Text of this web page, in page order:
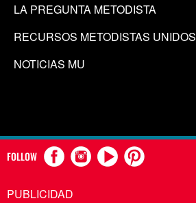
LA PREGUNTA METODISTA
RECURSOS METODISTAS UNIDOS
NOTICIAS MU
FOLLOW
PUBLICIDAD